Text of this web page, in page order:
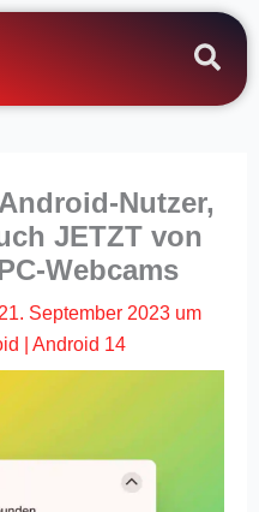
Nutzer,
JETZT von
Webcams
21. September 2023 um
Android 14